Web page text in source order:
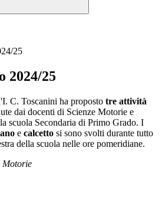
25
2024/25
C. Toscanini ha proposto tre attività
dai docenti di Scienze Motorie e
scuola Secondaria di Primo Grado. I
e calcetto si sono svolti durante tutto
della scuola nelle ore pomeridiane.
Motorie